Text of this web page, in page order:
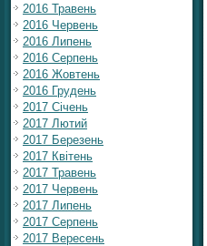
2016 Травень
2016 Червень
2016 Липень
2016 Серпень
2016 Жовтень
2016 Грудень
2017 Січень
2017 Лютий
2017 Березень
2017 Квітень
2017 Травень
2017 Червень
2017 Липень
2017 Серпень
2017 Вересень